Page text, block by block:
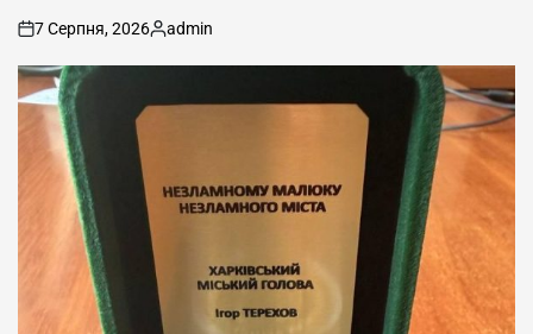
on
7 Серпня, 2026
Опубліковано
admin